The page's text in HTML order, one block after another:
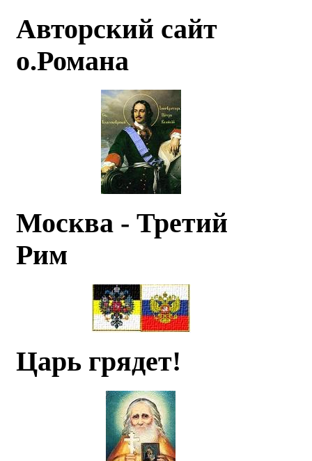
Авторский сайт
о.Романа
Москва - Третий
Рим
Царь грядет!